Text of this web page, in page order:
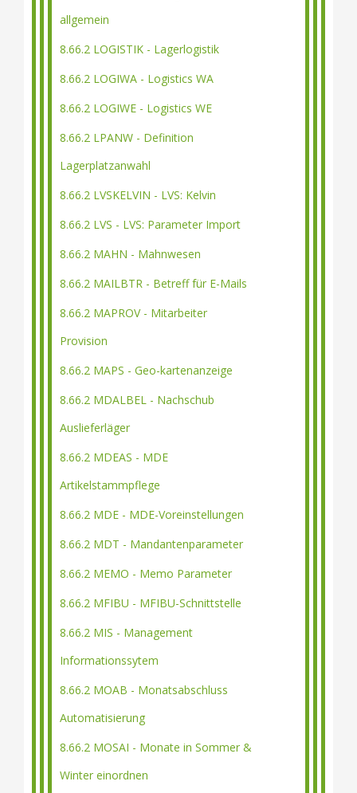
allgemein
8.66.2 LOGISTIK - Lagerlogistik
8.66.2 LOGIWA - Logistics WA
8.66.2 LOGIWE - Logistics WE
8.66.2 LPANW - Definition
Lagerplatzanwahl
8.66.2 LVSKELVIN - LVS: Kelvin
8.66.2 LVS - LVS: Parameter Import
8.66.2 MAHN - Mahnwesen
8.66.2 MAILBTR - Betreff für E-Mails
8.66.2 MAPROV - Mitarbeiter
Provision
8.66.2 MAPS - Geo-kartenanzeige
8.66.2 MDALBEL - Nachschub
Auslieferläger
8.66.2 MDEAS - MDE
Artikelstammpflege
8.66.2 MDE - MDE-Voreinstellungen
8.66.2 MDT - Mandantenparameter
8.66.2 MEMO - Memo Parameter
8.66.2 MFIBU - MFIBU-Schnittstelle
8.66.2 MIS - Management
Informationssytem
8.66.2 MOAB - Monatsabschluss
Automatisierung
8.66.2 MOSAI - Monate in Sommer &
Winter einordnen